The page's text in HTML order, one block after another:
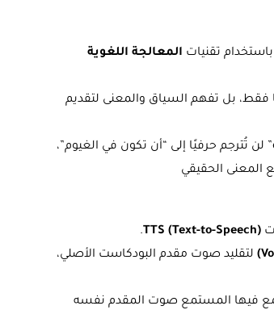
تقنيات المعالجة اللغوية
فقط، بل تفهم السياق والمعنى لتقديم
مثال عملي: جملة إسبانية بها تعبير عامي مثل “estar en las nubes” لن تُترجم حرفيًا إلى “أن تكون في الغيوم”،
المعنى الحقيقي
TTS (Text-to-Speech)
.
لتقليد صوت مقدم البودكاست الأصلي،
فيها المستمع صوت المقدم نفسه